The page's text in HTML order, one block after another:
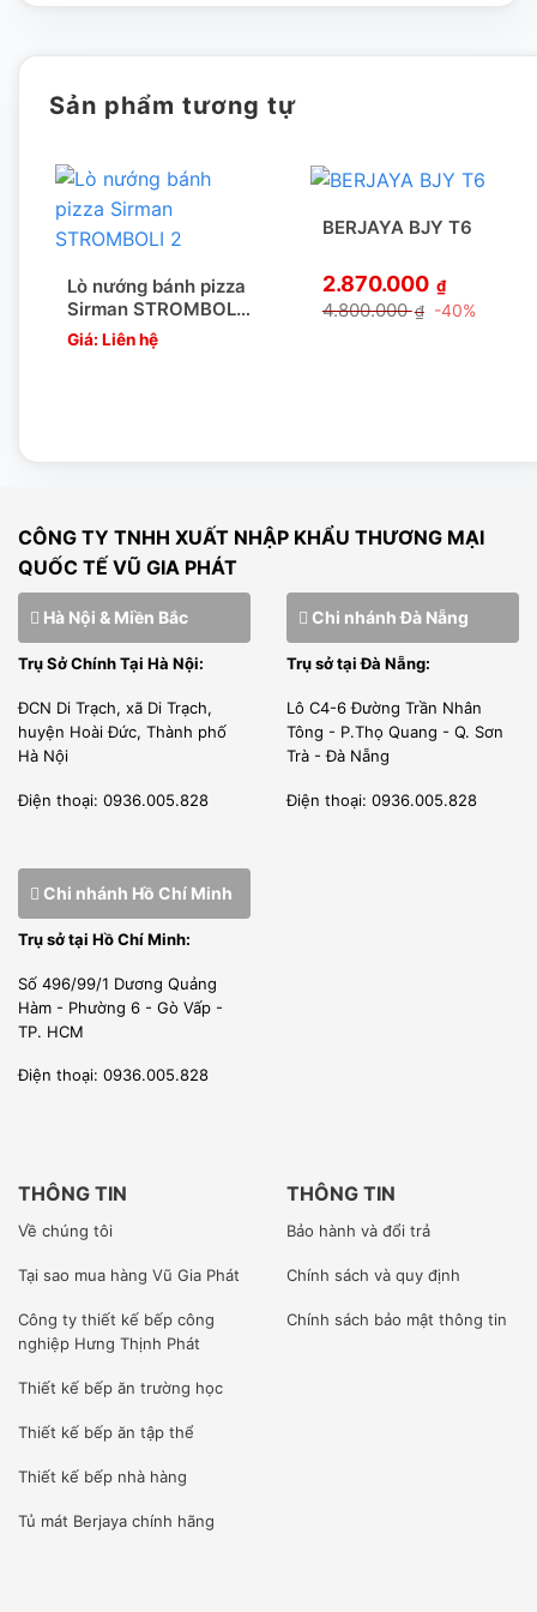
Sản phẩm tương tự
Lò nướng bánh pizza
Sirman STROMBOLI
2
Giá: Liên hệ
BERJAYA BJY T6
2.870.000 ₫
4.800.000₫ -40%
CÔNG TY TNHH XUẤT NHẬP KHẨU THƯƠNG MẠI
QUỐC TẾ VŨ GIA PHÁT
Hà Nội & Miền Bắc
Trụ Sở Chính Tại Hà Nội:
ĐCN Di Trạch, xã Di Trạch,
huyện Hoài Đức, Thành phố
Hà Nội
Điện thoại: 0936.005.828
Chi nhánh Đà Nẵng
Trụ sở tại Đà Nẵng:
Lô C4-6 Đường Trần Nhân
Tông - P.Thọ Quang - Q. Sơn
Trà - Đà Nẵng
Điện thoại: 0936.005.828
Chi nhánh Hồ Chí Minh
Trụ sở tại Hồ Chí Minh:
Số 496/99/1 Dương Quảng
Hàm - Phường 6 - Gò Vấp -
TP. HCM
Điện thoại: 0936.005.828
THÔNG TIN
Về chúng tôi
Tại sao mua hàng Vũ Gia Phát
Công ty thiết kế bếp công
nghiệp Hưng Thịnh Phát
Thiết kế bếp ăn trường học
Thiết kế bếp ăn tập thể
Thiết kế bếp nhà hàng
Tủ mát Berjaya chính hãng
THÔNG TIN
Bảo hành và đổi trả
Chính sách và quy định
Chính sách bảo mật thông tin